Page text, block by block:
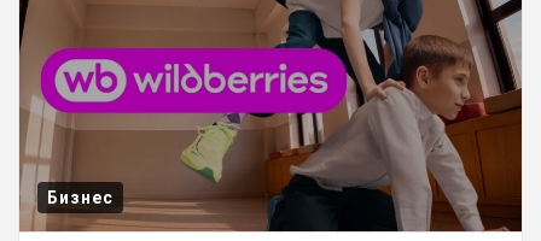
Бизнес